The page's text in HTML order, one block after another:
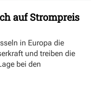
auf Strompreis
in Europa die
und treiben die
bei den